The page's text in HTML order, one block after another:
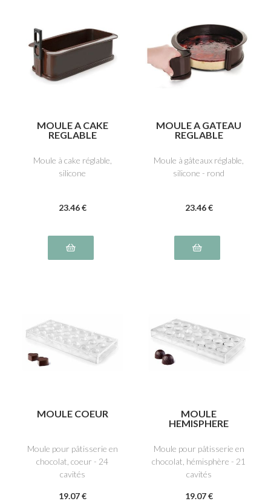
MOULE A CAKE
REGLABLE
Moule à cake réglable,
silicone
23.46 €
MOULE A GATEAU
REGLABLE
Moule à gâteaux réglable,
silicone - rond
23.46 €
MOULE COEUR
Moule pour pâtisserie en
chocolat, coeur - 24
cavités
19.07 €
MOULE
HEMISPHERE
Moule pour pâtisserie en
chocolat, hémisphère - 21
cavités
19.07 €